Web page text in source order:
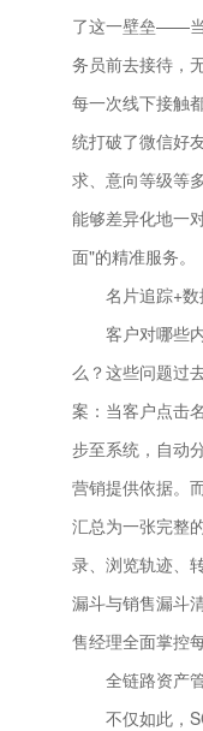
了这一壁垒——
务员前去接待，
每一次线下接触
统打破了微信好
求、意向等级等
能够差异化地一
面"的精准服务。
名片追踪+数
客户对哪些内
么？这些问题过
案：当客户点击
步至系统，自动
营销提供依据。
汇总为一张完整
录、浏览轨迹、
漏斗与销售漏斗
售经理全面掌控
全链路资产管
不仅如此，